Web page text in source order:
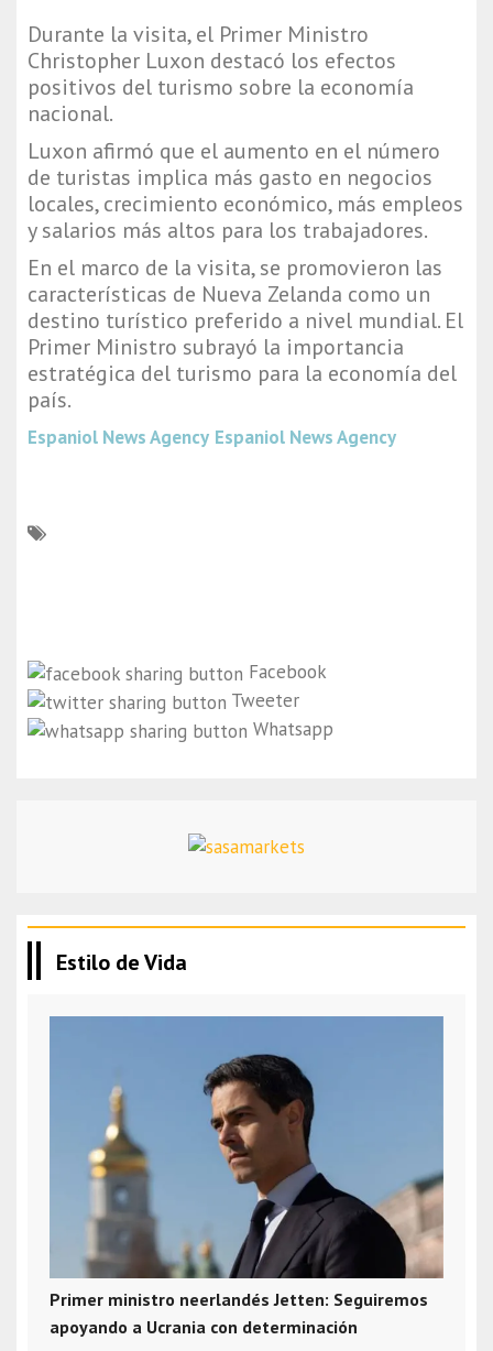
Durante la visita, el Primer Ministro
Christopher Luxon destacó los efectos
positivos del turismo sobre la economía
nacional.
Luxon afirmó que el aumento en el número
de turistas implica más gasto en negocios
locales, crecimiento económico, más empleos
y salarios más altos para los trabajadores.
En el marco de la visita, se promovieron las
características de Nueva Zelanda como un
destino turístico preferido a nivel mundial. El
Primer Ministro subrayó la importancia
estratégica del turismo para la economía del
país.
Espaniol News Agency Espaniol News Agency
Facebook
Tweeter
Whatsapp
Estilo de Vida
Primer ministro neerlandés Jetten: Seguiremos
apoyando a Ucrania con determinación